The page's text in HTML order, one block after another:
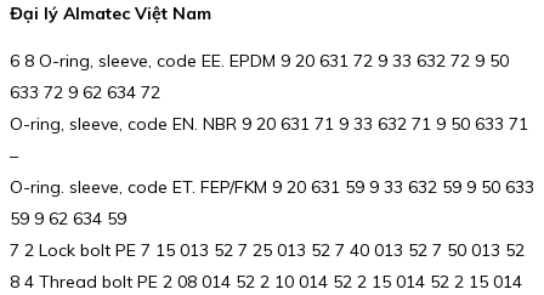
Đại lý Almatec Việt Nam
6 8 O-ring, sleeve, code EE. EPDM 9 20 631 72 9 33 632 72 9 50
633 72 9 62 634 72
O-ring, sleeve, code EN. NBR 9 20 631 71 9 33 632 71 9 50 633 71
–
O-ring. sleeve, code ET. FEP/FKM 9 20 631 59 9 33 632 59 9 50 633
59 9 62 634 59
7 2 Lock bolt PE 7 15 013 52 7 25 013 52 7 40 013 52 7 50 013 52
8 4 Thread bolt PE 2 08 014 52 2 10 014 52 2 15 014 52 2 15 014